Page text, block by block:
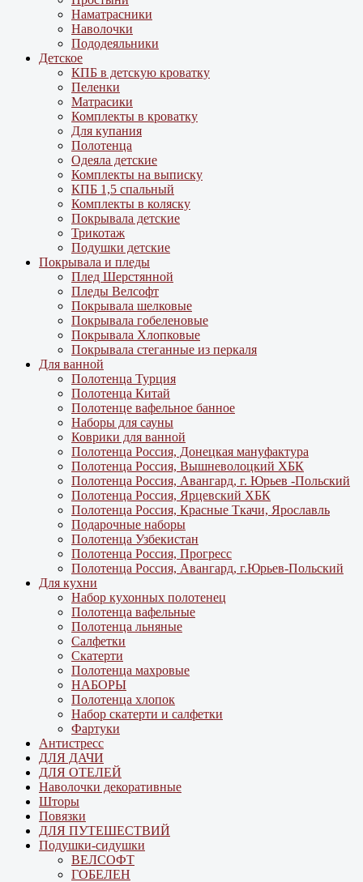
Наматрасники
Наволочки
Пододеяльники
Детское
КПБ в детскую кроватку
Пеленки
Матрасики
Комплекты в кроватку
Для купания
Полотенца
Одеяла детские
Комплекты на выписку
КПБ 1,5 спальный
Комплекты в коляску
Покрывала детские
Трикотаж
Подушки детские
Покрывала и пледы
Плед Шерстянной
Пледы Велсофт
Покрывала шелковые
Покрывала гобеленовые
Покрывала Хлопковые
Покрывала стеганные из перкаля
Для ванной
Полотенца Турция
Полотенца Китай
Полотенце вафельное банное
Наборы для сауны
Коврики для ванной
Полотенца Россия, Донецкая мануфактура
Полотенца Россия, Вышневолоцкий ХБК
Полотенца Россия, Авангард, г. Юрьев -Польский
Полотенца Россия, Ярцевский ХБК
Полотенца Россия, Красные Ткачи, Ярославль
Подарочные наборы
Полотенца Узбекистан
Полотенца Россия, Прогресс
Полотенца Россия, Авангард, г.Юрьев-Польский
Для кухни
Набор кухонных полотенец
Полотенца вафельные
Полотенца льняные
Салфетки
Скатерти
Полотенца махровые
НАБОРЫ
Полотенца хлопок
Набор скатерти и салфетки
Фартуки
Антистресс
ДЛЯ ДАЧИ
ДЛЯ ОТЕЛЕЙ
Наволочки декоративные
Шторы
Повязки
ДЛЯ ПУТЕШЕСТВИЙ
Подушки-сидушки
ВЕЛСОФТ
ГОБЕЛЕН